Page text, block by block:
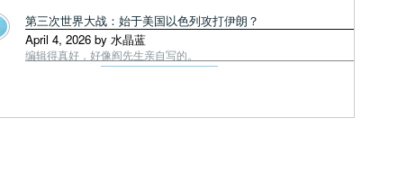
第三次世界大战：始于美国以色列攻打伊朗？
April 4, 2026 by 水晶蓝
编辑得真好，好像阎先生亲自写的。